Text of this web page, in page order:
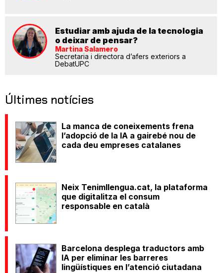
Estudiar amb ajuda de la tecnologia
o deixar de pensar?
Martina Salamero
Secretaria i directora d’afers exteriors a
DebatUPC
Últimes notícies
La manca de coneixements frena
l’adopció de la IA a gairebé nou de
cada deu empreses catalanes
Neix Tenimllengua.cat, la plataforma
que digitalitza el consum
responsable en català
Barcelona desplega traductors amb
IA per eliminar les barreres
lingüístiques en l’atenció ciutadana